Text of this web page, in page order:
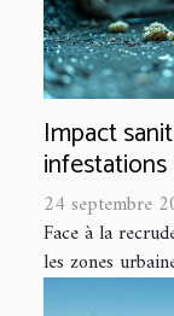
Impact
24 septembre
Face à la
les zones